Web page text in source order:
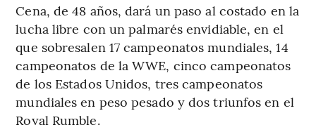
Cena, de 48 años, dará un paso al costado en la
lucha libre con un palmarés envidiable, en el
que sobresalen 17 campeonatos mundiales, 14
campeonatos de la WWE, cinco campeonatos
de los Estados Unidos, tres campeonatos
mundiales en peso pesado y dos triunfos en el
Royal Rumble.